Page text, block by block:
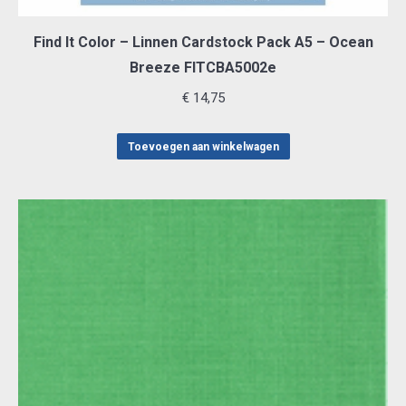
Find It Color – Linnen Cardstock Pack A5 – Ocean
Breeze FITCBA5002e
€14,75
Toevoegen aan winkelwagen